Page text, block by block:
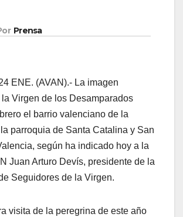
Prensa
ENE. (AVAN).- La imagen
Virgen de los Desamparados
el barrio valenciano de la
parroquia de Santa Catalina y San
según ha indicado hoy a la
Juan Arturo Devís, presidente de la
Seguidores de la Virgen.
visita de la peregrina de este año